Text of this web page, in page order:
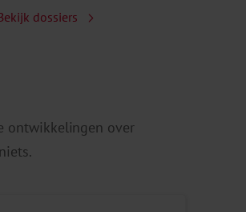
dossiers
ontwikkelingen over